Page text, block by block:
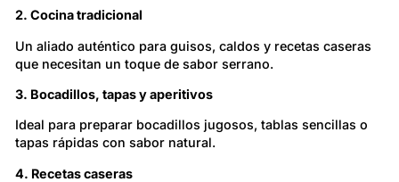
2. Cocina tradicional
Un aliado auténtico para guisos, caldos y recetas caseras
que necesitan un toque de sabor serrano.
3. Bocadillos, tapas y aperitivos
Ideal para preparar bocadillos jugosos, tablas sencillas o
tapas rápidas con sabor natural.
4. Recetas caseras